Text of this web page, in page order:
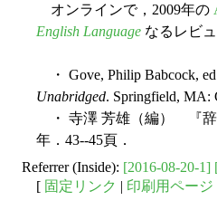
オンラインで，2009年の
English Language なるレビ
・ Gove, Philip Babcock,
Unabridged. Springfield, MA:
・ 寺澤 芳雄（編） 『辞
年．43--45頁．
Referrer (Inside): [2016-08-20-1]
[ 固定リンク | 印刷用ページ